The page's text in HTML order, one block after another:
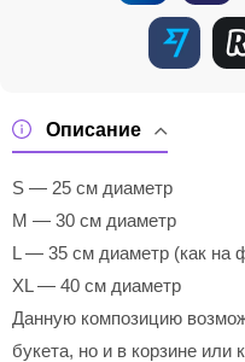
Описание
S — 25 см диаметр
M — 30 см диаметр
L — 35 см диаметр (как на
XL — 40 см диаметр
Данную композицию
букета, но и в корзине или